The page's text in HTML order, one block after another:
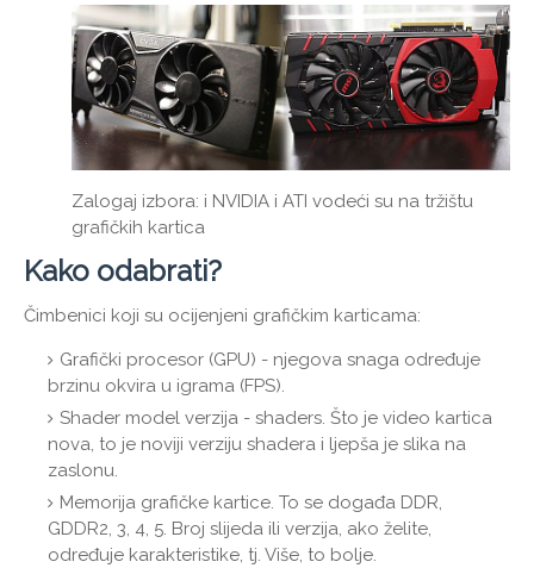
Zalogaj izbora: i NVIDIA i ATI vodeći su na tržištu
grafičkih kartica
Kako odabrati?
Čimbenici koji su ocijenjeni grafičkim karticama:
Grafički procesor (GPU) - njegova snaga određuje
brzinu okvira u igrama (FPS).
Shader model verzija - shaders. Što je video kartica
nova, to je noviji verziju shadera i ljepša je slika na
zaslonu.
Memorija grafičke kartice. To se događa DDR,
GDDR2, 3, 4, 5. Broj slijeda ili verzija, ako želite,
određuje karakteristike, tj. Više, to bolje.